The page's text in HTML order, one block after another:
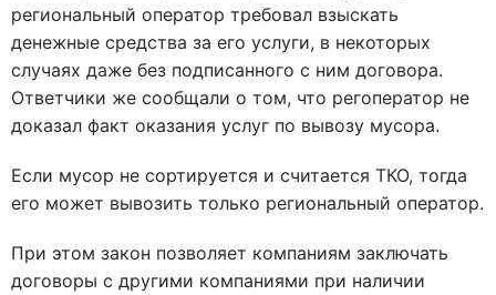
региональный оператор требовал взыскать
денежные средства за его услуги, в некоторых
случаях даже без подписанного с ним договора.
Ответчики же сообщали о том, что регоператор не
доказал факт оказания услуг по вывозу мусора.
Если мусор не сортируется и считается ТКО, тогда
его может вывозить только региональный оператор.
При этом закон позволяет компаниям заключать
договоры с другими компаниями при наличии